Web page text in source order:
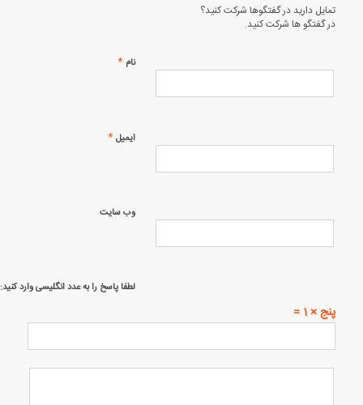
تمایل دارید در گفتگوها شرکت کنید؟
در گفتگو ها شرکت کنید.
نام *
ایمیل*
وب‌ سایت
لطفا پاسخ را به عدد انگلیسی وارد کنید:
پنج × 1 =